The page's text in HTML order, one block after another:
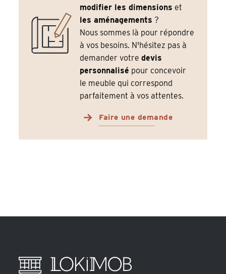
modifier les dimensions et
les aménagements ?
Nous sommes là pour répondre
à vos besoins. N'hésitez pas à
demander votredevis
personnalisé pour concevoir
le meuble qui correspond
parfaitement à vos attentes.
Faire une demande